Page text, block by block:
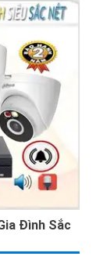
Đình Sắc